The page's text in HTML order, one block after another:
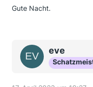
Gute Nacht.
eve